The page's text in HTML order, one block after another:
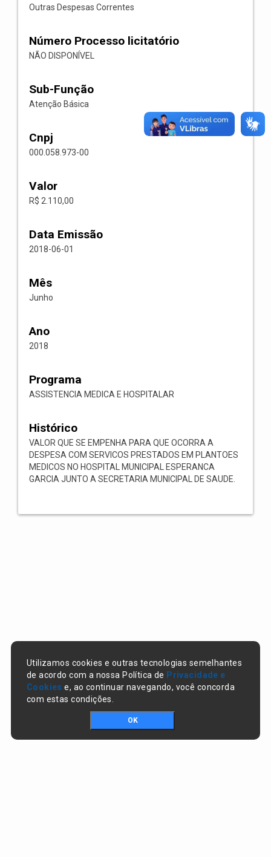
Outras Despesas Correntes
Número Processo licitatório
NÃO DISPONÍVEL
Sub-Função
Atenção Básica
Cnpj
000.058.973-00
Valor
R$ 2.110,00
Data Emissão
2018-06-01
Mês
Junho
Ano
2018
Programa
ASSISTENCIA MEDICA E HOSPITALAR
Histórico
VALOR QUE SE EMPENHA PARA QUE OCORRA A
DESPESA COM SERVICOS PRESTADOS EM PLANTOES
MEDICOS NO HOSPITAL MUNICIPAL ESPERANCA
GARCIA JUNTO A SECRETARIA MUNICIPAL DE SAUDE.
Utilizamos cookies e outras tecnologias semelhantes
de acordo com a nossa Política de Privacidade e
Cookies e, ao continuar navegando, você concorda
com estas condições.
OK